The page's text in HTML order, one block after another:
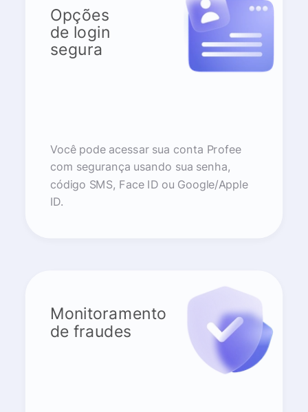
Opções
de login
segura
Você pode acessar sua conta Profee
com segurança usando sua senha,
código SMS, Face ID ou Google/Apple
ID.
Monitoramento
de fraudes